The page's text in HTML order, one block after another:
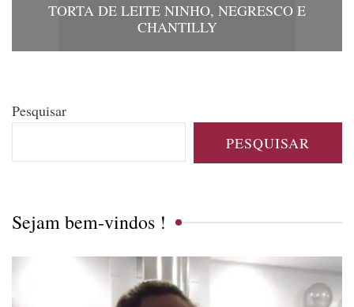
TORTA DE LEITE NINHO, NEGRESCO E
CHANTILLY
Pesquisar
PESQUISAR
Sejam bem-vindos !